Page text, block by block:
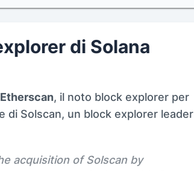
di Solana
Etherscan, il noto block explorer per
di Solscan, un block explorer leader
acquisition of Solscan by